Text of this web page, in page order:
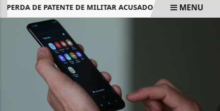
DE PATENTE DE MILITAR ACUSADO DE TRANSMITIR HIV
EM ALTA
MENU